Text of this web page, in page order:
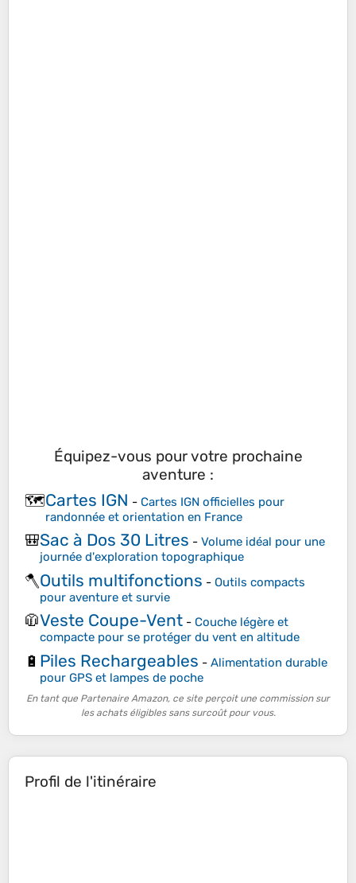
Équipez-vous pour votre prochaine
aventure :
🗺️Cartes IGN - Cartes IGN officielles pour
randonnée et orientation en France
🎒Sac à Dos 30 Litres - Volume idéal pour une
journée d'exploration topographique
🪓Outils multifonctions - Outils compacts
pour aventure et survie
🧥Veste Coupe-Vent - Couche légère et
compacte pour se protéger du vent en altitude
🔋 Piles Rechargeables - Alimentation durable
pour GPS et lampes de poche
En tant que Partenaire Amazon, ce site perçoit une commission sur
les achats éligibles sans surcoût pour vous.
Profil de l'itinéraire